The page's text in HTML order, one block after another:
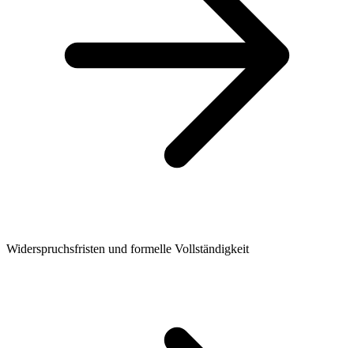
Widerspruchsfristen und formelle Vollständigkeit